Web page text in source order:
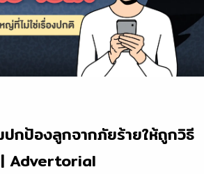
กป้องลูกจากภัยร้ายให้ถูกวิธี
| Advertorial